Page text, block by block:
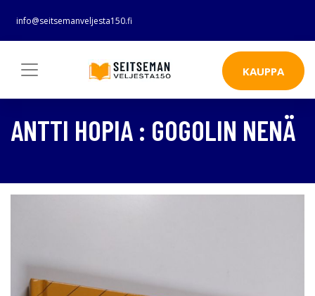
info@seitsemanveljesta150.fi
KAUPPA
ANTTI HOPIA : GOGOLIN NENÄ